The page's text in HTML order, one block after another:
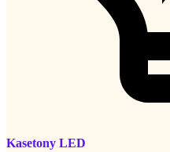
Kasetony LED